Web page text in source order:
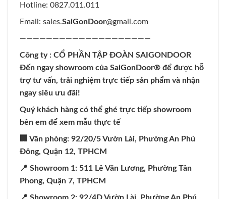
Hotline: 0827.011.011
Email: sales.SaiGonDoor@gmail.com
————————————————————
Công ty : CỔ PHẦN TẬP ĐOÀN SAIGONDOOR
Đến ngay showroom của SaiGonDoor® để được hỗ
trợ tư vấn, trải nghiệm trực tiếp sản phẩm và nhận
ngay siêu ưu đãi!
Quý khách hàng có thể ghé trực tiếp showroom
bên em để xem mẫu thực tế
🏢 Văn phòng: 92/20/5 Vườn Lài, Phường An Phú
Đông, Quận 12, TPHCM
📍 Showroom 1: 511 Lê Văn Lương, Phường Tân
Phong, Quận 7, TPHCM
📍 Showroom 2: 92/4D Vườn Lài, Phường An Phú